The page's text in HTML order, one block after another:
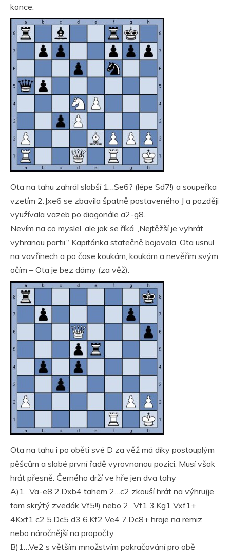
konce.
Ota na tahu zahrál slabší 1…Se6? (lépe Sd7!) a soupeřka
vzetím 2.Jxe6 se zbavila špatně postaveného J a později
využívala vazeb po diagonále a2-g8.
Nevím na co myslel, ale jak se říká „Nejtěžší je vyhrát
vyhranou partii.“ Kapitánka statečně bojovala, Ota usnul
na vavřínech a po čase koukám, koukám a nevěřím svým
očím – Ota je bez dámy (za věž).
Ota na tahu i po oběti své D za věž má díky postouplým
pěšcům a slabé první řadě vyrovnanou pozici. Musí však
hrát přesně. Černého drží ve hře jen dva tahy
A)1…Va-e8 2.Dxb4 tahem 2…c2 zkouší hrát na výhru(je
tam skrýtý zvedák Vf5!!) nebo 2…Vf1 3.Kg1 Vxf1+
4Kxf1 c2 5.Dc5 d3 6.Kf2 Ve4 7.Dc8+ hraje na remiz
nebo náročnější na propočty
B)1…Ve2 s větším množstvím pokračování pro obě